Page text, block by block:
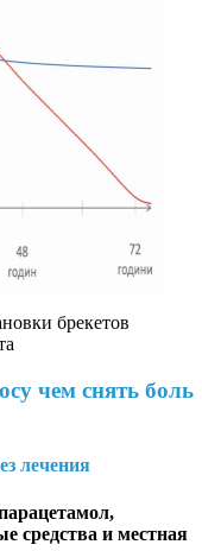
брекетов
чем снять боль
лечения
средства и местная